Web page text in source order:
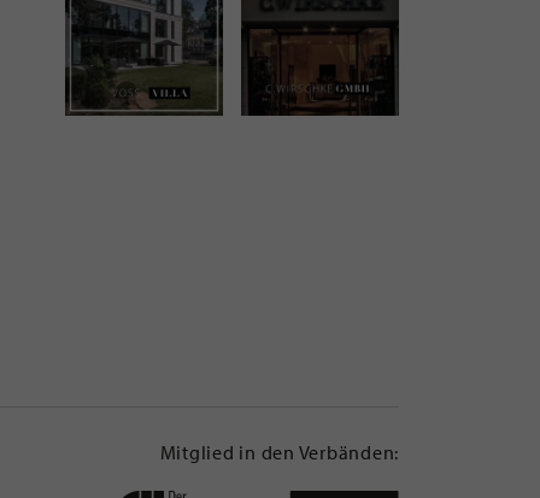
Mitglied in den Verbänden: